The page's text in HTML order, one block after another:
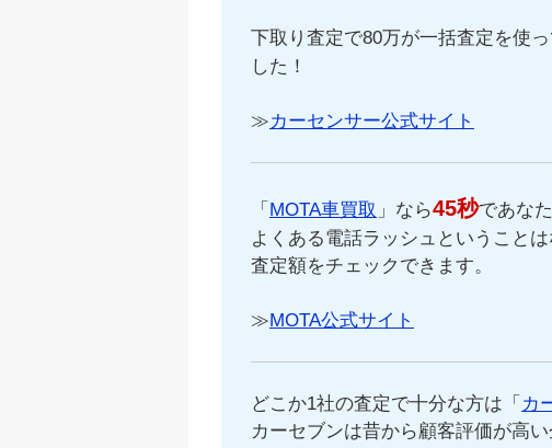
下取り査定で80万が一括査定を使
した！
≫カーセンサー公式サイト
「 MOTA車買取 」なら45秒であな
よくある電話ラッシュということ
査定額をチェックできます。
≫MOTA公式サイト
どこか1社の査定で十分な方は「 カ
カーセブンは昔から顧客評価が高